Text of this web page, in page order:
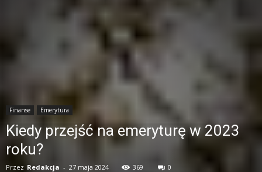
Finanse Emerytura
Kiedy przejść na emeryturę w 2023
roku?
Przez Redakcja - 27 maja 2024 369 0